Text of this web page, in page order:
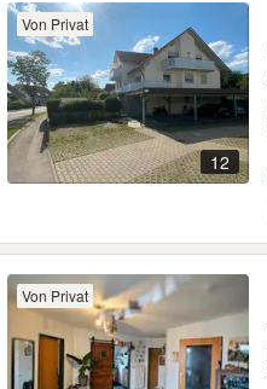
12
Von Privat
Von Privat